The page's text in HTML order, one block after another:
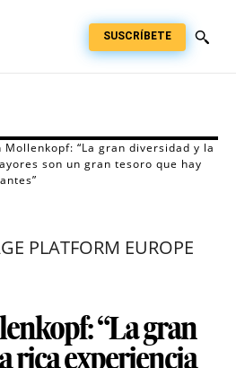
SUSCRÍBETE
Mollenkopf: “La gran diversidad y la
son un gran tesoro que hay
PLATFORM EUROPE
“La gran
rica experiencia